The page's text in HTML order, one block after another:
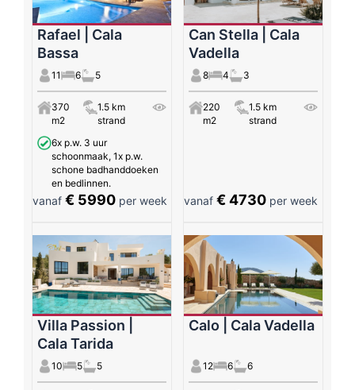
Rafael | Cala
Bassa
11 6 5
370
m2
1.5 km
strand
6x p.w. 3 uur
schoonmaak, 1x p.w.
schone badhanddoeken
en bedlinnen.
vanaf € 5990 per week
Can Stella | Cala
Vadella
8 4 3
220
m2
1.5 km
strand
vanaf€ 4730 per week
Villa Passion |
Cala Tarida
10 5 5
Calo | Cala Vadella
12 6 6